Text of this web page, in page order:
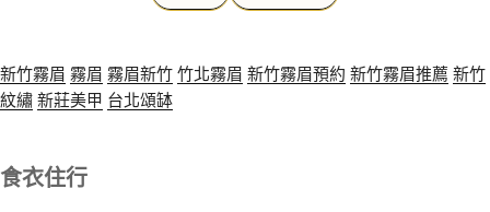
新竹霧眉 霧眉 霧眉新竹竹北霧眉 新竹霧眉預約 新竹霧眉推薦 新竹
紋繡新莊美甲 台北頌缽
食衣住行